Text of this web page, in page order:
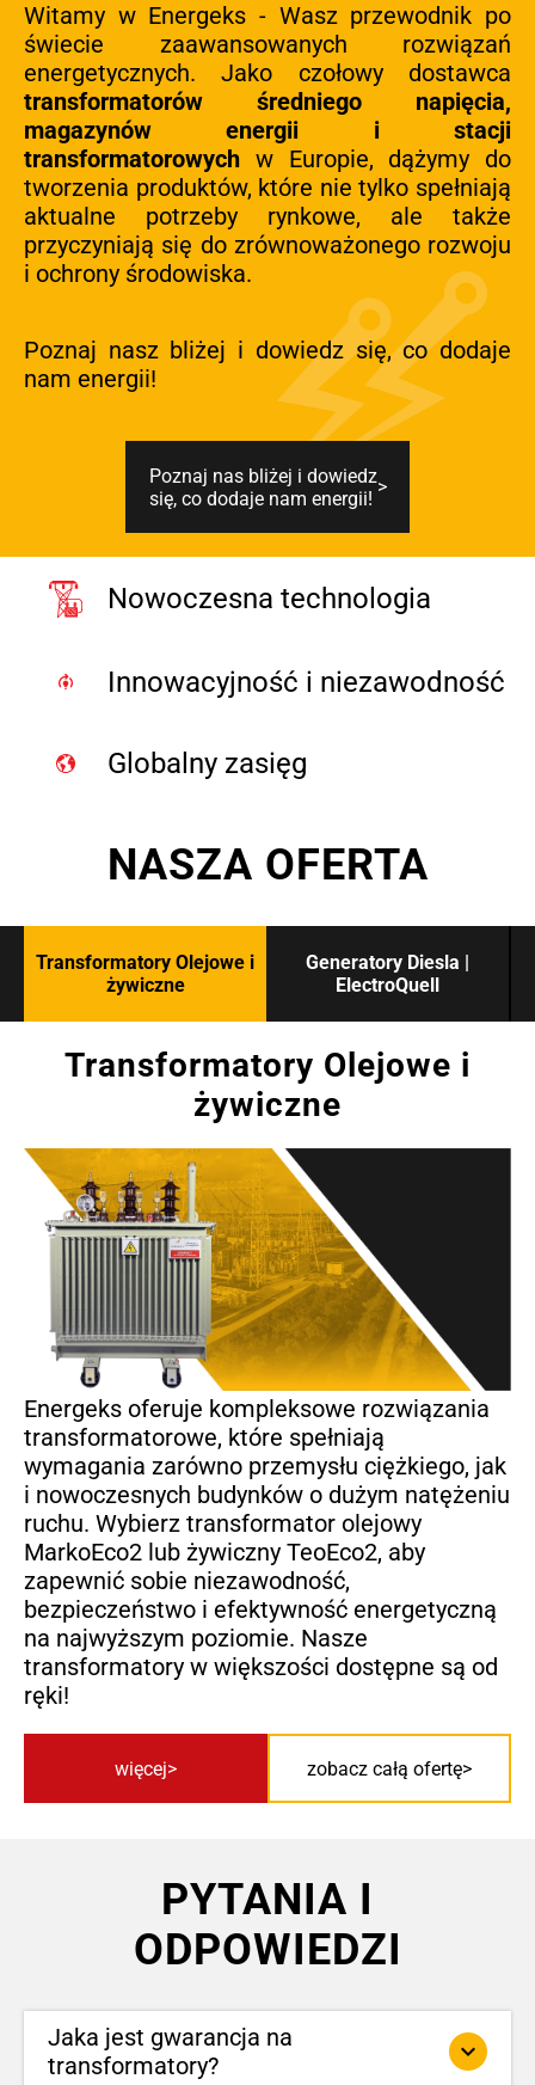
Witamy w Energeks - Wasz przewodnik po
świecie zaawansowanych rozwiązań
energetycznych. Jako czołowy dostawca
transformatorów średniego napięcia,
magazynów energii i stacji
transformatorowych w Europie, dążymy do
tworzenia produktów, które nie tylko spełniają
aktualne potrzeby rynkowe, ale także
przyczyniają się do zrównoważonego rozwoju
i ochrony środowiska.
Poznaj nasz bliżej i dowiedz się, co dodaje
nam energii!
Poznaj nas bliżej i dowiedz
się, co dodaje nam energii!
Nowoczesna technologia
Innowacyjność i niezawodność
Globalny zasięg
NASZA OFERTA
Transformatory Olejowe i
żywiczne
Generatory Diesla |
ElectroQuell
Transformatory Olejowe i
żywiczne
Energeks oferuje kompleksowe rozwiązania
transformatorowe, które spełniają
wymagania zarówno przemysłu ciężkiego, jak
i nowoczesnych budynków o dużym natężeniu
ruchu. Wybierz transformator olejowy
MarkoEco2 lub żywiczny TeoEco2, aby
zapewnić sobie niezawodność,
bezpieczeństwo i efektywność energetyczną
na najwyższym poziomie. Nasze
transformatory w większości dostępne są od
ręki!
więcej zobacz całą ofertę
PYTANIA I
ODPOWIEDZI
Jaka jest gwarancja na
transformatory?
keyboard_arrow_down